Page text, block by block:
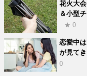
花火大
＆小型
★ 0
恋愛中
が見て
0